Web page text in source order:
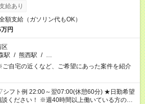
給あり
額支給（ガソリン代もOK）
円
区
駅 / 熊西駅 / …
自宅の近くなど、ご希望にあった案件を紹介
談ください！ ※週40時間以上働いている方のW